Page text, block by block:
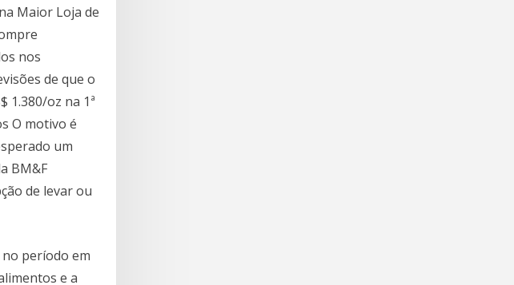
Maior Loja de
nos
de que o
1.380/oz na 1ª
O motivo é
um
BM&F
de levar ou
período em
e a